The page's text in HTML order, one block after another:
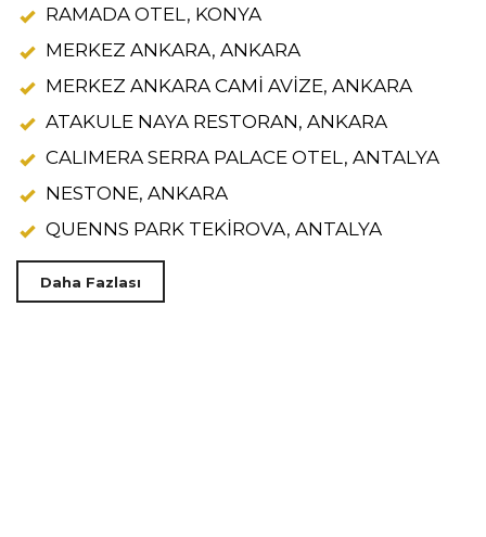
RAMADA OTEL, KONYA
MERKEZ ANKARA, ANKARA
MERKEZ ANKARA CAMİ AVİZE, ANKARA
ATAKULE NAYA RESTORAN, ANKARA
CALIMERA SERRA PALACE OTEL, ANTALYA
NESTONE, ANKARA
QUENNS PARK TEKİROVA, ANTALYA
Daha Fazlası